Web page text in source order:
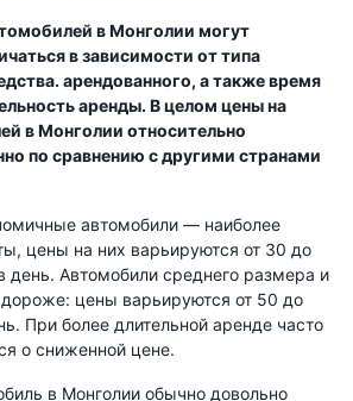
в Монголии могут
в зависимости от типа
арендованного, а также время
аренды. В целом цены на
в Монголии относительно
по сравнению с другими странами
автомобили — наиболее
цены на них варьируются от 30 до
Автомобили среднего размера и
дороже: цены варьируются от 50 до
При более длительной аренде часто
о сниженной цене.
в Монголии обычно довольно